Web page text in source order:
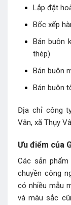
Lắp đặt
Bốc xếp
Bán buôn
thép)
Bán buôn
Bán buôn
Địa chỉ công
Vân, xã Thụy
Ưu điểm của
Các sản
chuyền công
có nhiều mẫu
và màu sắc